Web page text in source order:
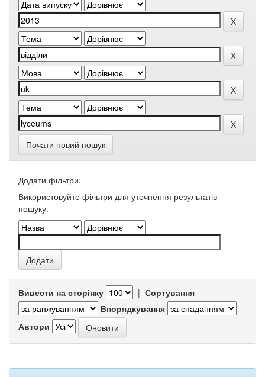
Почати новий пошук
Додати фільтри:
Використовуйте фільтри для уточнення результатів
пошуку.
Вивести на сторінку | Сортування
Впорядкування
Автори